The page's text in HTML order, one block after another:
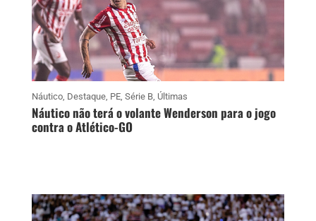
Náutico, Destaque, PE, Série B, Últimas
Náutico não terá o volante Wenderson para o jogo
contra o Atlético-GO